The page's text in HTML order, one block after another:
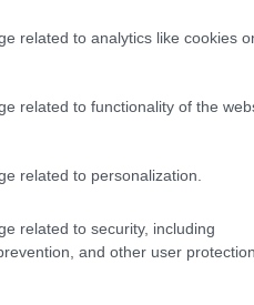
related to analytics like cookies
related to functionality of the
related to personalization.
related to security, including
and other user protection.
hatalmas mennyiségű
és így
könnyen háttérbe
Space. Egy komolyabb
láncok nem sérülnek
Egy
területek előnyt